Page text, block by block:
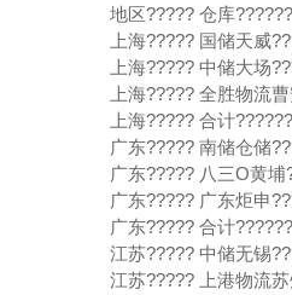
地区????? 仓库
上海????? 国储天威
上海????? 中储大场
上海????? 全胜物流
上海????? 合计
广东????? 南储仓储
广东????? 八三O黄埔
广东????? 广东炬申
广东????? 合计
江苏????? 中储无锡
江苏????? 上港物流